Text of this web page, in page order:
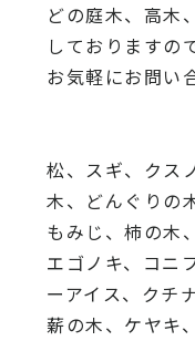
どの庭木、高木
しておりますので
お気軽にお問い
松、スギ、クス
木、どんぐりの
もみじ、柿の木
エゴノキ、コニ
ーアイス、 クチ
薪の木、ケヤキ